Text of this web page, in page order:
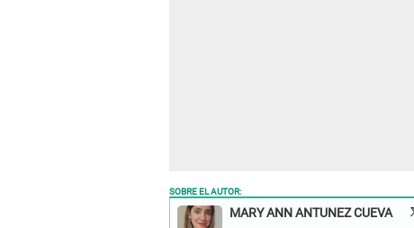
SOBRE EL AUTOR:
MARY ANN ANTUNEZ CUEVA